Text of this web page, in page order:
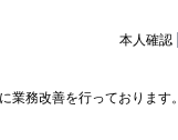
本人確認
業務改善を行っております。